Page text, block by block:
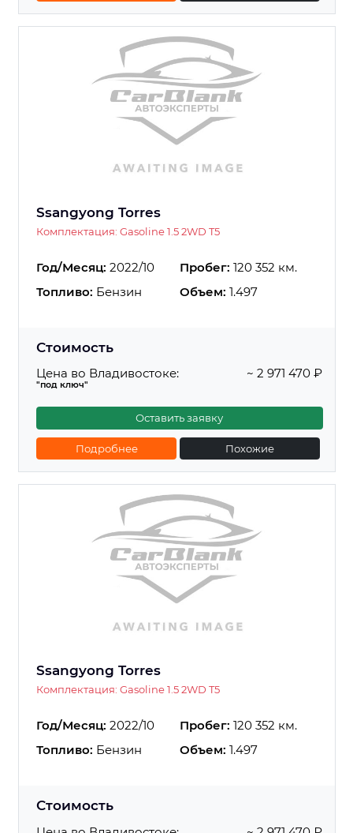
Ssangyong Torres
Комплектация: Gasoline 1.5 2WD T5
Год/Месяц: 2022/10 Пробег: 120 352 км.
Топливо: Бензин Объем: 1.497
Стоимость
Цена во Владивостоке:
"под ключ"
~ 2 971 470 ₽
Оставить заявку
Подробнее Похожие
Ssangyong Torres
Комплектация: Gasoline 1.5 2WD T5
Год/Месяц: 2022/10 Пробег: 120 352 км.
Топливо: Бензин Объем: 1.497
Стоимость